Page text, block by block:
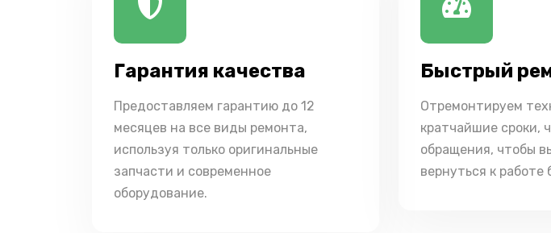
Гарантия качества
Предоставляем гарантию до 12
месяцев на все виды ремонта,
используя только оригинальные
запчасти и современное
оборудование.
Быстрый
Отремонтируем
кратчайшие сроки,
обращения, чтобы
вернуться к работе